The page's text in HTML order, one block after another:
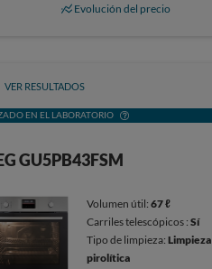
Evolución del precio
VER RESULTADOS
EN EL LABORATORIO
GU5PB43FSM
Volumen útil:67 ℓ
Carriles telescópicos :Sí
Tipo de limpieza:Limpieza
pirolítica